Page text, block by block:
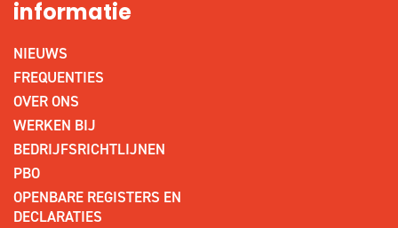
informatie
NIEUWS
FREQUENTIES
OVER ONS
WERKEN BIJ
BEDRIJFSRICHTLIJNEN
PBO
OPENBARE REGISTERS EN
DECLARATIES